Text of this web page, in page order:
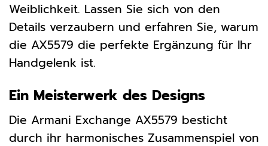
Weiblichkeit. Lassen Sie sich von den
Details verzaubern und erfahren Sie, warum
die AX5579 die perfekte Ergänzung für Ihr
Handgelenk ist.
Ein Meisterwerk des Designs
Die Armani Exchange AX5579 besticht
durch ihr harmonisches Zusammenspiel von